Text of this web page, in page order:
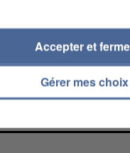
DE 300 000
APRÈS UNE...
Gérer mes choix
Accepter et